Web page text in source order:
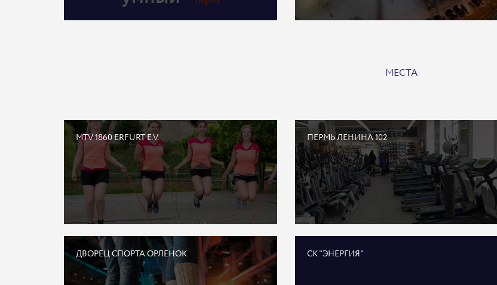
МЕСТА
MTV 1860 ERFURT E.V. ПЕРМЬ ЛЕНИНА 102
ДВОРЕЦ СПОРТА ОРЛЕНОК СК "ЭНЕРГИЯ"